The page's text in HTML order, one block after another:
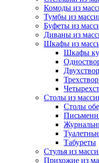
Комоды из
Тумбы из
Буфеты из
Диваны из
Шкафы из
Шкафы
Столы из
Столы
Табуреты
Стулья из
Прихожие из